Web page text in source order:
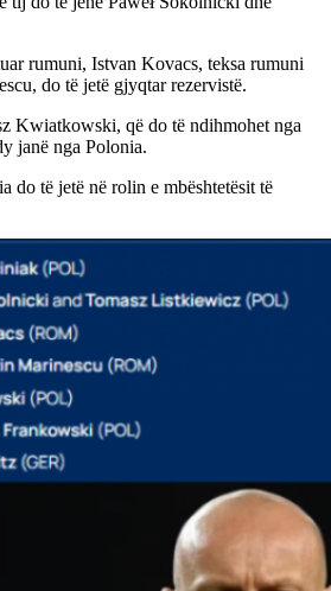
rumuni, Istvan Kovacs, teksa rumuni
do të jetë gjyqtar rezervistë.
Kwiatkowski, që do të ndihmohet nga
janë nga Polonia.
do të jetë në rolin e mbështetësit të